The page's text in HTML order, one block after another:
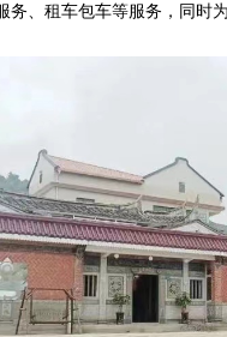
务、租车包车等服务，同